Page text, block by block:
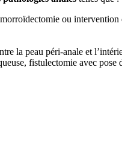
ou
la peau péri-anale et
fistulectomie avec pose